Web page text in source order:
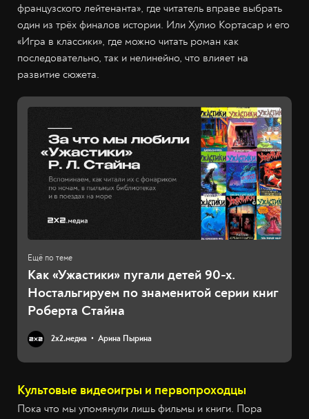
французского лейтенанта», где читатель вправе выбрать
один из трёх финалов истории. Или Хулио Кортасар и его
«Игра в классики», где можно читать роман как
последовательно, так и нелинейно, что влияет на
развитие сюжета.
Как «Ужастики» пугали детей 90-х.
Ностальгируем по знаменитой серии книг
Роберта Стайна
2х2.медиа Арина Пырина
Культовые видеоигры и первопроходцы
Пока что мы упомянули лишь фильмы и книги. Пора